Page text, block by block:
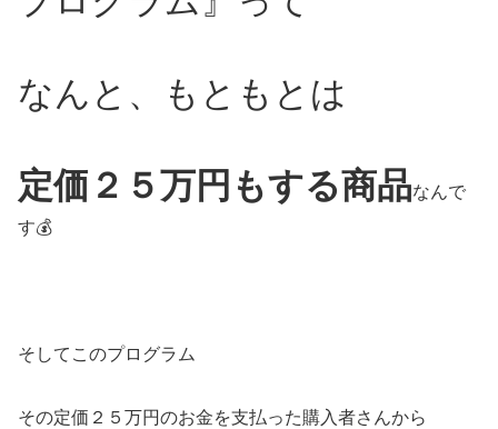
なんと、もともとは
定価２５万円もする商品なんで
す💰
そしてこのプログラム
その定価２５万円のお金を支払った購入者さんから